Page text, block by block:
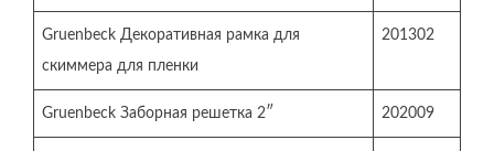
Gruenbeck Декоративная рамка для
скиммера для пленки
201302
Gruenbeck Заборная решетка 2″ 202009